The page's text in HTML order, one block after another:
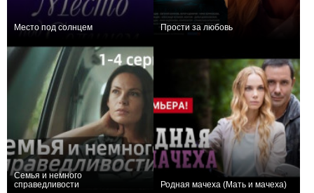
Место под солнцем Прости за любовь
Семья и немного
справедливости
Родная мачеха (Мать и мачеха)